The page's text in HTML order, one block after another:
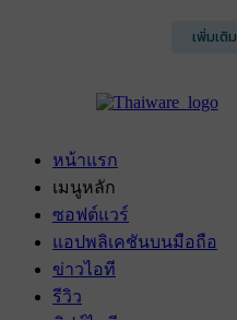
เพิ่มเติม
หน้าแรก
เมนูหลัก
ซอฟต์แวร์
แอปพลิเคชันบนมือถือ
ข่าวไอที
รีวิว